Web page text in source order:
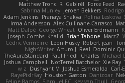
Matthew Tronc R Gabirél Force Feed
Sabrina Munley Jeroen Bekkers Rodrigo
Adam Jenkins Pranaya Shakya Polina Leskova
Irma Andersson Alex Cullinane-Carrasco
Matt Dalpé George Wheat Oliver Erdmann
Joseph Combs Khalid Brian Tabone MarzZ
Cédric Vermeirre Leon Husky Robert jean
NightWriter Arturo J. Real Dominic
TheAuraStandard Paul Friedl Charles Michael
Joshua Campbell
NotTerrellBatchelor Xie Ray
w z
Dushyant M Joshua Esmeralda Carl-
RayePixlrKay Houston Gaston Danizoar
Felipe Ramos Slamuel EC Key van Thull